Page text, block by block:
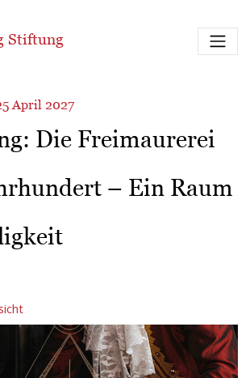
Stiftung
April 2027
Die Freimaurerei
– Ein Raum